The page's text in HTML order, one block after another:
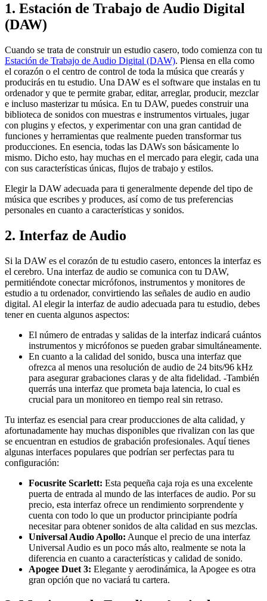
1. Estación de Trabajo de Audio Digital
(DAW)
Cuando se trata de construir un estudio casero, todo comienza con tu
Estación de Trabajo de Audio Digital (DAW). Piensa en ella como
el corazón o el centro de control de toda la música que crearás y
producirás en tu estudio. Una DAW es el software que instalas en tu
ordenador y que te permite grabar, editar, arreglar, producir, mezclar
e incluso masterizar tu música. En tu DAW, puedes construir una
biblioteca de sonidos con muestras e instrumentos virtuales, jugar
con plugins y efectos, y experimentar con una gran cantidad de
funciones y herramientas que realmente pueden transformar tus
producciones. En esencia, todas las DAWs son básicamente lo
mismo. Dicho esto, hay muchas en el mercado para elegir, cada una
con sus características únicas, flujos de trabajo y estilos.
Elegir la DAW adecuada para ti generalmente depende del tipo de
música que escribes y produces, así como de tus preferencias
personales en cuanto a características y sonidos.
2. Interfaz de Audio
Si la DAW es el corazón de tu estudio casero, entonces la interfaz es
el cerebro. Una interfaz de audio se comunica con tu DAW,
permitiéndote conectar micrófonos, instrumentos y monitores de
estudio a tu ordenador, convirtiendo las señales de audio en audio
digital. Al elegir la interfaz de audio adecuada para tu estudio, debes
tener en cuenta algunos aspectos:
El número de entradas y salidas de la interfaz indicará cuántos
instrumentos y micrófonos se pueden grabar simultáneamente.
En cuanto a la calidad del sonido, busca una interfaz que
ofrezca al menos una resolución de audio de 24 bits/96 kHz
para asegurar grabaciones claras y de alta fidelidad. -También
querrás una interfaz que prometa baja latencia, lo cual es
crucial para un monitoreo en tiempo real sin retraso.
Tu interfaz es esencial para crear producciones de alta calidad, y
afortunadamente hay muchas disponibles que rivalizan con las que
se encuentran en estudios de grabación profesionales. Aquí tienes
algunas interfaces populares que podrían ser perfectas para tu
configuración:
Focusrite Scarlett: Esta pequeña caja roja es una excelente
puerta de entrada al mundo de las interfaces de audio. Por su
precio, esta interfaz ofrece un rendimiento sorprendente y
cuenta con todo lo que un productor principiante podría
necesitar para obtener sonidos de alta calidad en sus mezclas.
Universal Audio Apollo: Aunque el precio de una interfaz
Universal Audio es un poco más alto, realmente se nota la
diferencia en cuanto a características y calidad de sonido.
Apogee Duet 3: Elegante y aerodinámica, la Apogee es otra
gran opción que no vaciará tu cartera.